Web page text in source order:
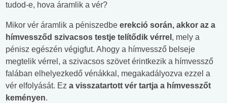
tudod-e, hova áramlik a vér?
Mikor vér áramlik a péniszedbe erekció során, akkor az a
hímvessződ szivacsos testje telítődik vérrel , mely a
pénisz egészén végigfut. Ahogy a hímvessző belseje
megtelik vérrel, a szivacsos szövet érintkezik a hímvessző
falában elhelyezkedő vénákkal, megakadályozva ezzel a
vér elfolyását. Ez a visszatartott vér tartja a hímvesszőt
keményen.